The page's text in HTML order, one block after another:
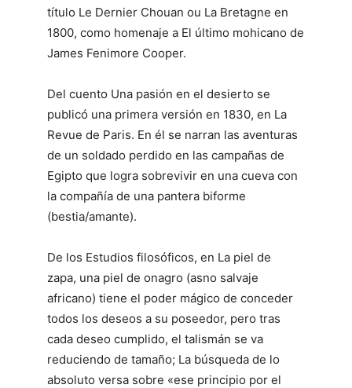
título Le Dernier Chouan ou La Bretagne en
1800, como homenaje a El último mohicano de
James Fenimore Cooper.
Del cuento Una pasión en el desierto se
publicó una primera versión en 1830, en La
Revue de Paris. En él se narran las aventuras
de un soldado perdido en las campañas de
Egipto que logra sobrevivir en una cueva con
la compañía de una pantera biforme
(bestia/amante).
De los Estudios filosóficos, en La piel de
zapa, una piel de onagro (asno salvaje
africano) tiene el poder mágico de conceder
todos los deseos a su poseedor, pero tras
cada deseo cumplido, el talismán se va
reduciendo de tamaño; La búsqueda de lo
absoluto versa sobre «ese principio por el